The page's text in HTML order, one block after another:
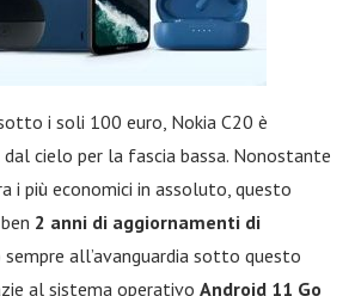
i soli 100 euro, Nokia C20 è
cielo per la fascia bassa. Nonostante
i più economici in assoluto, questo
2 anni di aggiornamenti di
all’avanguardia sotto questo
al sistema operativo Android 11 Go